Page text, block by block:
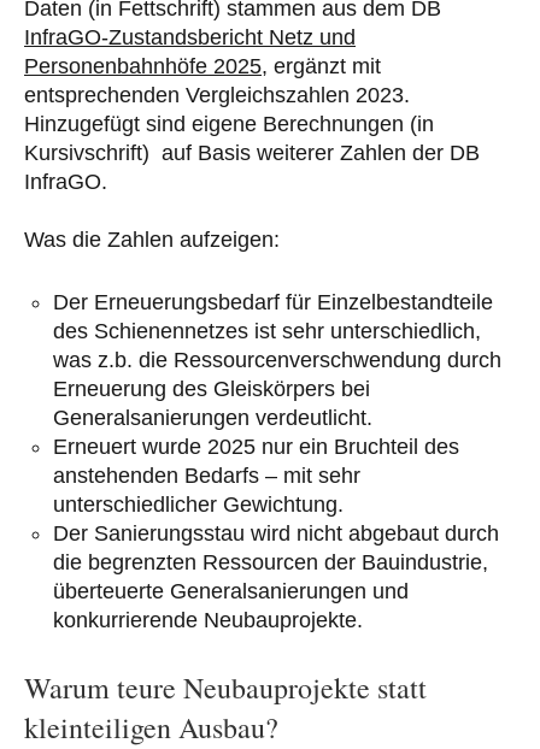
Daten (in Fettschrift) stammen aus dem DB
InfraGO-Zustandsbericht Netz und
Personenbahnhöfe 2025, ergänzt mit
entsprechenden Vergleichszahlen 2023.
Hinzugefügt sind eigene Berechnungen (in
Kursivschrift) auf Basis weiterer Zahlen der DB
InfraGO.
Was die Zahlen aufzeigen:
Der Erneuerungsbedarf für Einzelbestandteile
des Schienennetzes ist sehr unterschiedlich,
was z.b. die Ressourcenverschwendung durch
Erneuerung des Gleiskörpers bei
Generalsanierungen verdeutlicht.
Erneuert wurde 2025 nur ein Bruchteil des
anstehenden Bedarfs – mit sehr
unterschiedlicher Gewichtung.
Der Sanierungsstau wird nicht abgebaut durch
die begrenzten Ressourcen der Bauindustrie,
überteuerte Generalsanierungen und
konkurrierende Neubauprojekte.
Warum teure Neubauprojekte statt
kleinteiligen Ausbau?